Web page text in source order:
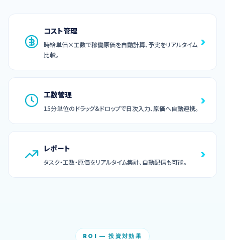
コスト管理
時給単価×工数で稼働原価を自動計算、予実をリアルタイム
比較。
›
工数管理
15分単位のドラッグ&ドロップで日次入力、原価へ自動連携。
›
レポート
タスク・工数・原価をリアルタイム集計、自動配信も可能。
›
ROI — 投資対効果